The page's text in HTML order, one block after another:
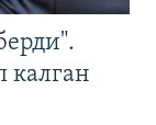
калган